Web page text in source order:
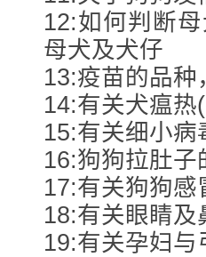
12:如何判断
母犬及犬仔
13:疫苗的品
14:有关犬瘟热
15:有关细小病
16:狗狗拉肚子
17:有关狗狗感
18:有关眼睛
19:有关孕妇与